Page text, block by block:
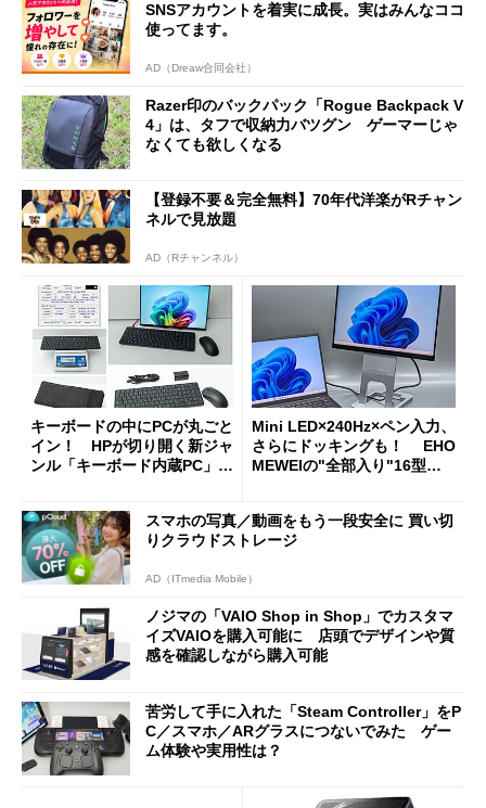
SNSアカウントを着実に成長。実はみんなココ
使ってます。
AD（Dreaw合同会社）
Razer印のバックパック「Rogue Backpack V
4」は、タフで収納力バツグン ゲーマーじゃ
なくても欲しくなる
【登録不要＆完全無料】70年代洋楽がRチャン
ネルで見放題
AD（Rチャンネル）
キーボードの中にPCが丸ごと
イン！ HPが切り開く新ジャ
ンル「キーボード内蔵PC」の
Mini LED×240Hz×ペン入力、
さらにドッキングも！ EHO
MEWEIの"全部入り"16型モ
スマホの写真／動画をもう一段安全に 買い切
りクラウドストレージ
AD（ITmedia Mobile）
ノジマの「VAIO Shop in Shop」でカスタマ
イズVAIOを購入可能に 店頭でデザインや質
感を確認しながら購入可能
苦労して手に入れた「Steam Controller」をP
C／スマホ／ARグラスにつないでみた ゲー
ム体験や実用性は？